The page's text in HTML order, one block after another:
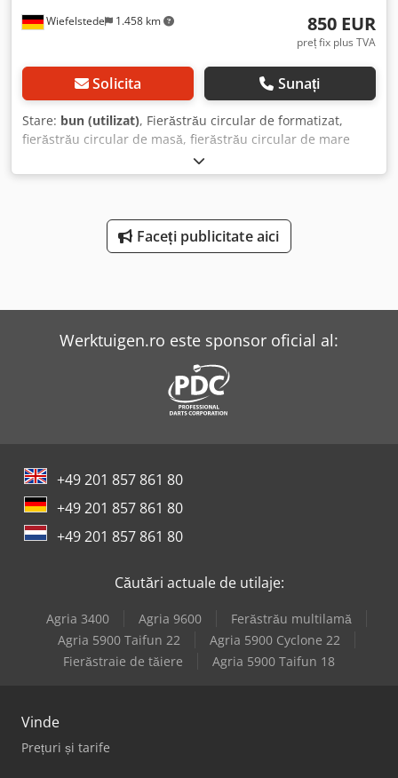
Wiefelstede 1.458 km 850 EUR
preț fix plus TVA
Solicita Sunați
Stare: bun (utilizat), Fierăstrău circular de formatizat,
fierăstrău circular de masă, fierăstrău circular de mare
precizie, fierăstrău circular pentru metal, fierăstrău
circular cu tăiere la rece - Masă cu carucior: 200 mm -
maximă de tăiere: 40 mm - Reglaj pe înălțime - Dimensiuni
pentru transport: 1450/900/H1100 mm - Greutate: 254 kg
Faceți publicitate aici
Werktuigen.ro este sponsor oficial al:
+49 201 857 861 80
+49 201 857 861 80
+49 201 857 861 80
Căutări actuale de utilaje:
Agria 3400 Agria 9600
Ferăstrău multilamă
Agria 5900 Taifun 22
Agria 5900 Cyclone 22
Fierăstraie de tăiere
Agria 5900 Taifun 18
Vinde
Prețuri și tarife